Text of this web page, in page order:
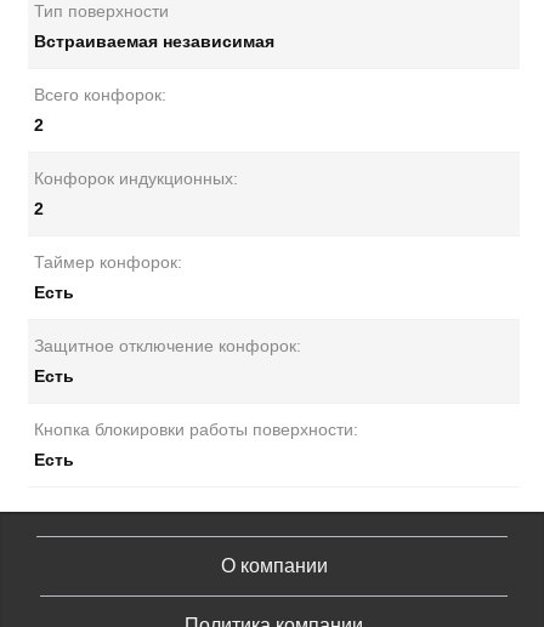
Тип поверхности
Встраиваемая независимая
Всего конфорок:
2
Конфорок индукционных:
2
Таймер конфорок:
Есть
Защитное отключение конфорок:
Есть
Кнопка блокировки работы поверхности:
Есть
О компании